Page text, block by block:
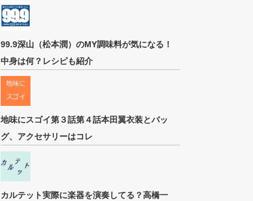
99.9深山（松本潤）のMY調味料が気になる！
中身は何？レシピも紹介
地味にスゴイ第３話第４話本田翼衣装とバッ
グ、アクセサリーはコレ
カルテット実際に楽器を演奏してる？高橋一